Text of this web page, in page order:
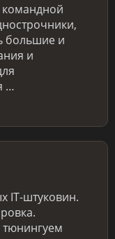
командной
большие и
и
…
IT-штуковин.